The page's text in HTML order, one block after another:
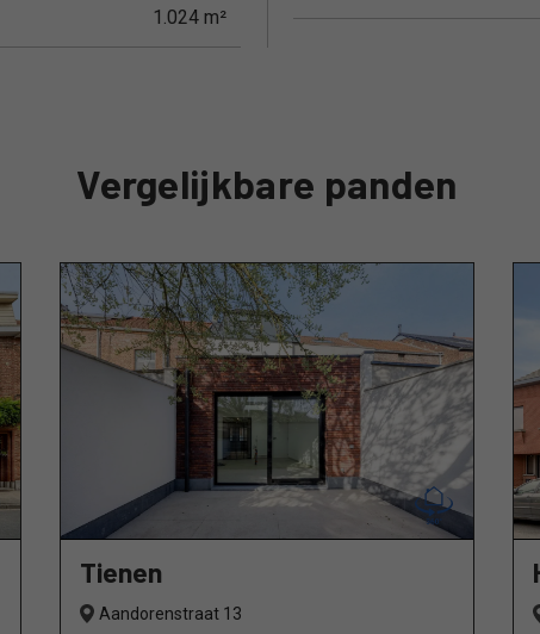
1.024 m²
Vergelijkbare panden
Tienen
Aandorenstraat 13